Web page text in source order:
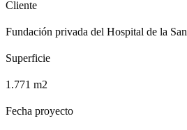
Cliente
Fundación privada del Hospital de la
Superficie
1.771 m2
Fecha proyecto